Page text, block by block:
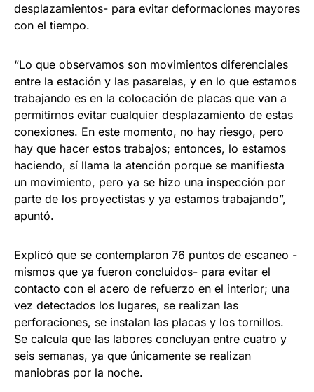
desplazamientos- para evitar deformaciones mayores
con el tiempo.
“Lo que observamos son movimientos diferenciales
entre la estación y las pasarelas, y en lo que estamos
trabajando es en la colocación de placas que van a
permitirnos evitar cualquier desplazamiento de estas
conexiones. En este momento, no hay riesgo, pero
hay que hacer estos trabajos; entonces, lo estamos
haciendo, sí llama la atención porque se manifiesta
un movimiento, pero ya se hizo una inspección por
parte de los proyectistas y ya estamos trabajando”,
apuntó.
Explicó que se contemplaron 76 puntos de escaneo -
mismos que ya fueron concluidos- para evitar el
contacto con el acero de refuerzo en el interior; una
vez detectados los lugares, se realizan las
perforaciones, se instalan las placas y los tornillos.
Se calcula que las labores concluyan entre cuatro y
seis semanas, ya que únicamente se realizan
maniobras por la noche.